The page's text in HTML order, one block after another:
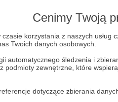
Cenimy Twoją
korzystania z naszych
Twoich danych osobowych.
automatycznego śledzenia i
zewnętrzne, które
dotyczące zbierania
Dołącz do